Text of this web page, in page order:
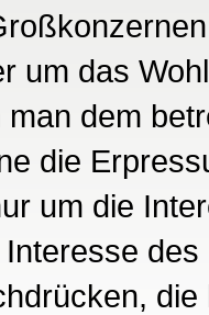
um das
dem
die
um die